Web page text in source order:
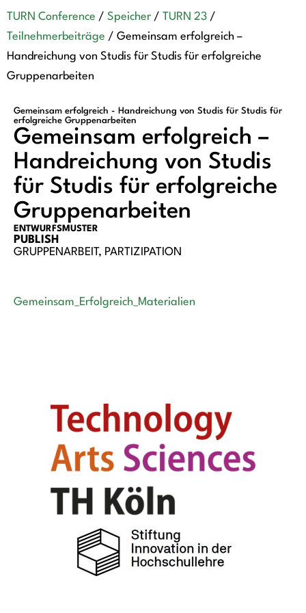
TURN Conference / Speicher / TURN 23 /
Teilnehmerbeiträge / Gemeinsam erfolgreich –
Handreichung von Studis für Studis für erfolgreiche
Gruppenarbeiten
Gemeinsam erfolgreich - Handreichung von Studis für Studis für
erfolgreiche Gruppenarbeiten
Gemeinsam erfolgreich –
Handreichung von Studis
für Studis für erfolgreiche
Gruppenarbeiten
ENTWURFSMUSTER
PUBLISH
GRUPPENARBEIT, PARTIZIPATION
Gemeinsam_Erfolgreich_Materialien